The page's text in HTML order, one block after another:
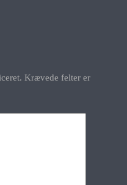
Krævede felter er